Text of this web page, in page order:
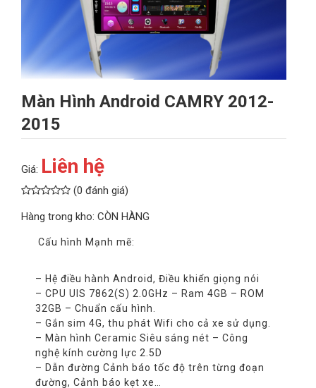
Màn Hình Android CAMRY 2012-
2015
Giá: Liên hệ
(0 đánh giá)
Hàng trong kho: CÒN HÀNG
Cấu hình Mạnh mẽ:
– Hệ điều hành Android, Điều khiển giọng nói
– CPU UIS 7862(S) 2.0GHz – Ram 4GB – ROM
32GB – Chuẩn cấu hình.
– Gắn sim 4G, thu phát Wifi cho cả xe sử dụng.
– Màn hình Ceramic Siêu sáng nét – Công
nghệ kính cường lực 2.5D
– Dẫn đường Cảnh báo tốc độ trên từng đoạn
đường, Cảnh báo kẹt xe…